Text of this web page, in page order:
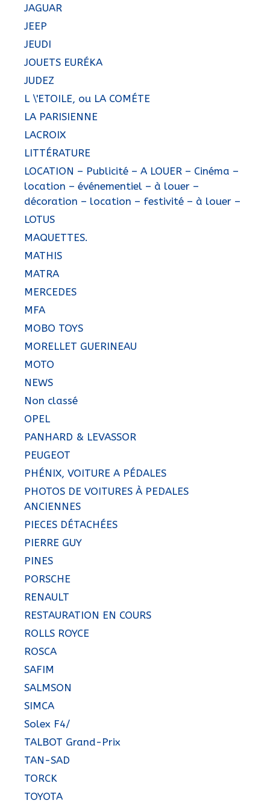
JAGUAR
JEEP
JEUDI
JOUETS EURÉKA
JUDEZ
L \'ETOILE, ou LA COMÉTE
LA PARISIENNE
LACROIX
LITTÉRATURE
LOCATION – Publicité – A LOUER – Cinéma –
location – événementiel – à louer –
décoration – location – festivité – à louer –
LOTUS
MAQUETTES.
MATHIS
MATRA
MERCEDES
MFA
MOBO TOYS
MORELLET GUERINEAU
MOTO
NEWS
Non classé
OPEL
PANHARD & LEVASSOR
PEUGEOT
PHÉNIX, VOITURE A PÉDALES
PHOTOS DE VOITURES À PEDALES
ANCIENNES
PIECES DÉTACHÉES
PIERRE GUY
PINES
PORSCHE
RENAULT
RESTAURATION EN COURS
ROLLS ROYCE
ROSCA
SAFIM
SALMSON
SIMCA
Solex F4/
TALBOT Grand-Prix
TAN-SAD
TORCK
TOYOTA